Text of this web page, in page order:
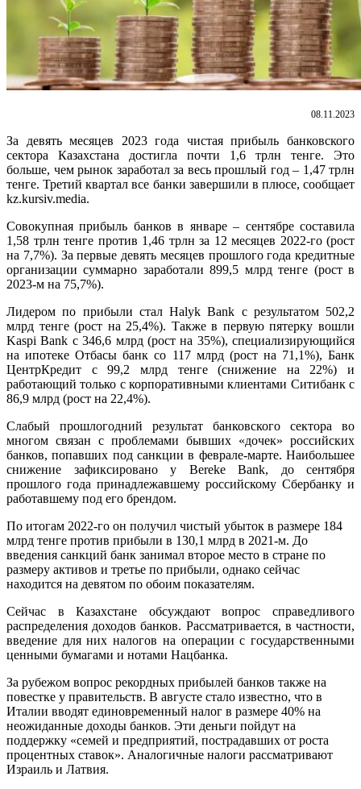
08.11.2023
За девять месяцев 2023 года чистая прибыль банковского
сектора Казахстана достигла почти 1,6 трлн тенге. Это
больше, чем рынок заработал за весь прошлый год – 1,47 трлн
тенге. Третий квартал все банки завершили в плюсе, сообщает
kz.kursiv.media.
Совокупная прибыль банков в январе – сентябре составила
1,58 трлн тенге против 1,46 трлн за 12 месяцев 2022-го (рост
на 7,7%). За первые девять месяцев прошлого года кредитные
организации суммарно заработали 899,5 млрд тенге (рост в
2023-м на 75,7%).
Лидером по прибыли стал Halyk Bank с результатом 502,2
млрд тенге (рост на 25,4%). Также в первую пятерку вошли
Kaspi Bank с 346,6 млрд (рост на 35%), специализирующийся
на ипотеке Отбасы банк со 117 млрд (рост на 71,1%), Банк
ЦентрКредит с 99,2 млрд тенге (снижение на 22%) и
работающий только с корпоративными клиентами Ситибанк с
86,9 млрд (рост на 22,4%).
Слабый прошлогодний результат банковского сектора во
многом связан с проблемами бывших «дочек» российских
банков, попавших под санкции в феврале-марте. Наибольшее
снижение зафиксировано у Bereke Bank, до сентября
прошлого года принадлежавшему российскому Сбербанку и
работавшему под его брендом.
По итогам 2022-го он получил чистый убыток в размере 184
млрд тенге против прибыли в 130,1 млрд в 2021-м. До
введения санкций банк занимал второе место в стране по
размеру активов и третье по прибыли, однако сейчас
находится на девятом по обоим показателям.
Сейчас
в Казахстане обсуждают вопрос справедливого
распределения доходов банков. Рассматривается, в частности,
введение для них налогов на операции с государственными
ценными бумагами и нотами Нацбанка.
За рубежом вопрос рекордных прибылей банков также на
повестке у правительств. В августе стало известно, что в
Италии вводят единовременный налог в размере 40% на
неожиданные доходы банков. Эти деньги пойдут на
поддержку «семей и предприятий, пострадавших от роста
процентных ставок». Аналогичные налоги рассматривают
Израиль и Латвия.